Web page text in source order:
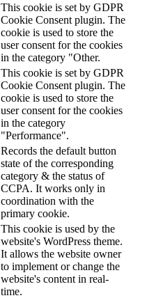
This cookie is set by GDPR
Cookie Consent plugin. The
cookie is used to store the
user consent for the cookies
in the category "Other.
This cookie is set by GDPR
Cookie Consent plugin. The
cookie is used to store the
user consent for the cookies
in the category
"Performance".
Records the default button
state of the corresponding
category & the status of
CCPA. It works only in
coordination with the
primary cookie.
This cookie is used by the
website's WordPress theme.
It allows the website owner
to implement or change the
website's content in real-
time.